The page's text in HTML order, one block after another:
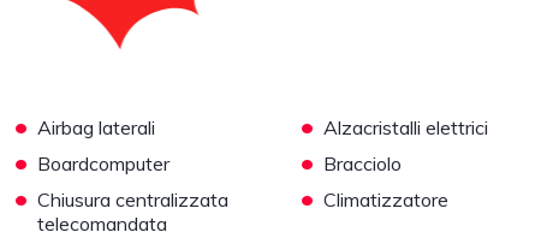
• Airbag laterali • Alzacristalli elettrici
• Boardcomputer • Bracciolo
• Chiusura centralizzata
telecomandata
• Climatizzatore